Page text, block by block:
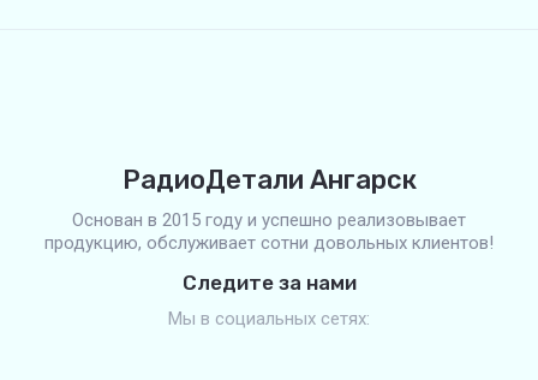
РадиоДетали Ангарск
Основан в 2015 году и успешно реализовывает
продукцию, обслуживает сотни довольных клиентов!
Следите за нами
Мы в социальных сетях: